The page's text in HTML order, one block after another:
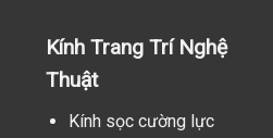
Kính Trang Trí Nghệ
Thuật
Kính sọc cường lực